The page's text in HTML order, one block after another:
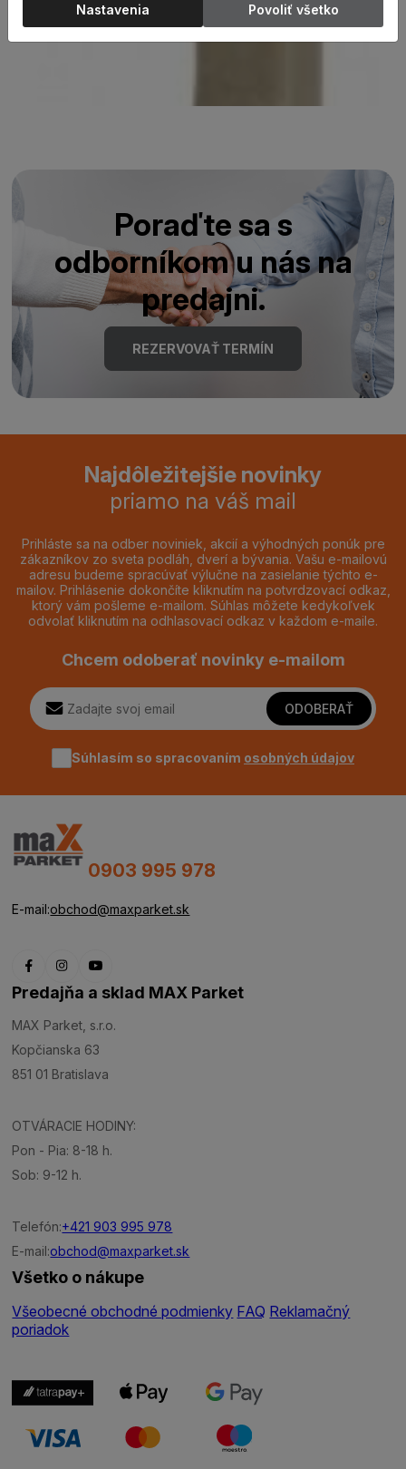
Poraďte sa s
odborníkom u nás na
predajni.
REZERVOVAŤ TERMÍN
Najdôležitejšie novinky
priamo na váš mail
Prihláste sa na odber noviniek, akcií a výhodných ponúk pre
zákazníkov zo sveta podláh, dverí a bývania. Vašu e-mailovú
adresu budeme spracúvať výlučne na zasielanie týchto e-
mailov. Prihlásenie dokončíte kliknutím na potvrdzovací odkaz,
ktorý vám pošleme e-mailom. Súhlas môžete kedykoľvek
odvolať kliknutím na odhlasovací odkaz v každom e-maile.
Chcem odoberať novinky e-mailom
ODOBERAŤ
Súhlasím so spracovaním osobných údajov
0903 995 978
E-mail:obchod@maxparket.sk
Predajňa a sklad MAX Parket
MAX Parket, s.r.o.
Kopčianska 63
851 01 Bratislava
OTVÁRACIE HODINY:
Pon - Pia: 8-18 h.
Sob: 9-12 h.
Telefón:+421 903 995 978
E-mail:obchod@maxparket.sk
Všetko o nákupe
Všeobecné obchodné podmienky FAQ Reklamačný
poriadok
Nastavenia Povoliť všetko